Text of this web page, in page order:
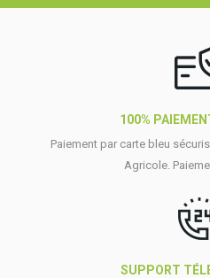
100%
Paiement par carte bleu
Agricole.
SUPPORT